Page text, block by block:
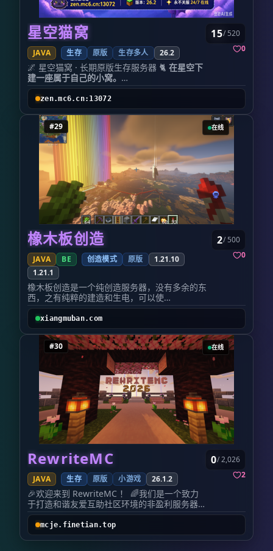
常奖励机制，资源自由流通，日常积累有据可
依，搭建闭环式长线生存生态，游玩轻松不肝。
💎 长线成长体系｜告别后期枯燥，全程有追求 单
纯的生存开荒只是起点，破晓独创多层级长线养
成体系，彻底解决原版生存后期无聊、无事可
做、机械重复的痛点，让每一个阶段都有全新目
标与游玩乐趣。
🎁 全域掉宝｜每次上线皆有正向收益 打破传统开
荒毕业即摆烂的僵局，搭建全覆盖全域掉宝机
制。挖矿采集、打怪探险、休闲钓鱼、日常活
动，所有游玩行为都能累计收益，稳定掉落专属
生存资源、养成材料、稀有道具。
没有无效发育、没有白费时间，每一次上线都有
新收获、新期待，让普通生存也能持续积累、稳
步进阶。
💠 宝石养成｜中后期精细化深度强化 专为中后期
深耕玩家打造轻量化、高质感养成路线，拒绝无
脑堆数值、无意义碾压的敷衍设计。
宝石系统深度绑定装备强化、角色养成、资源积
累，逻辑清晰、反馈直观。每一份资源投入都精
准有效，每一次打磨升级都能直观感受到实力提
升，适配喜欢慢养成、细打磨、稳步变强的玩
家，让中后期发育不再迷茫。
🏆 神器收藏｜长线深耕的终极荣誉 神器作为服
务器高阶核心内容，是深度玩家的专属终极追
求。无速成、无快餐毕业，无法短期氪金碾压，
全程依靠长期积累、持续深耕、逐步解锁。
独特的专属属性加成，搭配稀缺的收藏价值，既
是实力的象征，也是你长期驻扎、深耕破晓的专
属荣誉，为老玩家持续提供游玩动力，彻底杜绝
后期无内容、无追求的困境。
👹 世界Boss玩法｜打通全玩法成长闭环 配置常
态化定时世界Boss玩法，拥有完整的预告、组
队、挑战、奖励体系，绝非摆设式凑数内容。
玩家可自由组队攻坚，获取稀有掉落、高阶养成
材料与专属限定奖励。Boss玩法完美衔接全域掉
宝、宝石强化、神器养成三大体系，将日常发
育、资源积累、高阶成长无缝串联。
佛系玩家可种田养老、安居建设；硬核玩家可组
队攻坚、冲刺高阶养成，全游玩节奏、全玩家类
型全覆盖。
🔧 专属定制插件｜自研高度定制化体系 区别于市
面通用插件堆砌的普通服务器，破晓所有游玩插
件均为独家高度定制、自主打磨优化。摒弃冗余
鸡肋功能、杜绝失衡数值、剔除卡顿冗余插件，
所有玩法、功能体系均根据长期生存玩家的游玩
习惯量身打造。从便民功能、成长体系到BOSS玩
法、交易生态，每一处细节都经过精心调试优
化，适配长线生存、养老养成的核心玩法，兼顾
稳定性与趣味性，带给玩家独一无二的专属游玩
体验，杜绝千服一面的同质化体验。
✨ 为什么选择破晓？ 真正能留住玩家的服务器，
从不靠花哨插件堆砌，而是靠稳定的环境、清晰
本会跟随 Mojang 官方最新版本进行更新, 保证
玩家能够最快体验到最新版本内容, 玩家可以使
用 26.2 版本登入服务器.
天际服在这里祝各位玩家玩的开心，你们的支
持与游玩是管理组运营服务器的动力 新周目即
将始于2026/07/24,部分功能尚在制作中
星空猫窝
JAVA 生存 原版 生存多人 26.2
🌌 星空猫窝 · 长期原版生存服务器 🐈 在星空下
建一座属于自己的小窝。
一个不会轻易消失的 Minecraft 世界。
✨ 关于星空猫窝 欢迎来到
这里是一座以长期生存、轻松社交、共同建设
为核心的 Minecraft 服务器。
我们相信：
Minecraft 最珍贵的不是快速通关，而是在一
个世界里留下属于自己的故事。
一间小木屋。
一条亲手铺设的铁路。
一座和朋友一起建造的村庄。
这些平凡的瞬间，才是这个世界存在的意义。
🌱 服务器特色 🏡 长期运营 · 不轻易删档 我们
希望这里成为一个可以长期生活的世界。
每一位玩家留下的建筑、道路和回忆，都会被
认真保存。
🌿 原版生存体验 保持 Minecraft 最核心的玩
法：
✅ 生存探索
✅ 建筑创造
✅ 红石研究
✅ 冒险探索
✅ 玩家合作
⚙️ 服务器优化 使用高性能服务端：
Purpur
在保持原版体验的同时，优化服务器性能。
提供：
✅ 性能监控
✅ 玩家体验优化
🎨 舒适的游戏体验 服务器提供：
🐾 离线皮肤支持
💬 更好的聊天体验
👥 更美观的玩家列表
🛡️ 完善的服务器管理
让游戏更加舒服，而不是改变 Minecraft。
🌠 我们希望这里成为： 一个晚上可以坐在篝火
旁聊天的地方。
一个可以慢慢建造家的地方。
一个几年后回来，依然能找到自己足迹的地
方。
👥 招募玩家 我们欢迎：
🏠 建筑爱好者
⚙️ 红石玩家
🌲 生存养老玩家
15/ 520
0
zen.mc6.cn:13072
#29 在线
橡木板创造
JAVA BE 创造模式 原版
1.21.10
1.21.1
橡木板创造是一个纯创造服务器，没有多余的东
西，之有纯粹的建造和生电，可以使
用/gamemode切换和任意的tp功能
2/ 500
0
xiangmuban.com
#30 在线
RewriteMC
JAVA 生存 原版 小游戏 26.1.2
🎉欢迎来到 RewriteMC ！ 🌈我们是一个致力
于打造和谐友爱互助社区环境的非盈利服务器
服务器开始于2023年7月24日
服务器共设有三个子服
登录大厅 时定区(原版生存) 绘空区(小游戏)(基
0/ 2,026
2
mcje.finetian.top